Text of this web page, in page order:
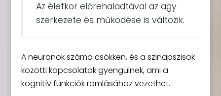
Az életkor előrehaladtával az agy
szerkezete és működése is változik.
A neuronok száma csökken, és a szinapszisok
közötti kapcsolatok gyengülnek, ami a
kognitív funkciók romlásához vezethet.